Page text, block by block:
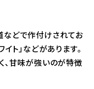
どで作付けされてお
ト」などがあります。
甘味が強いのが特徴